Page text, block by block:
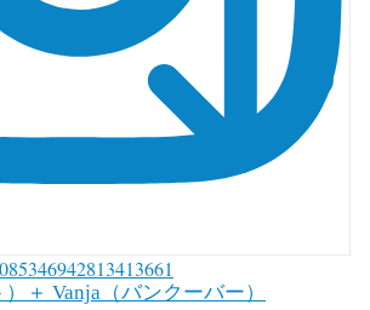
＋ Vanja（バンクーバー）